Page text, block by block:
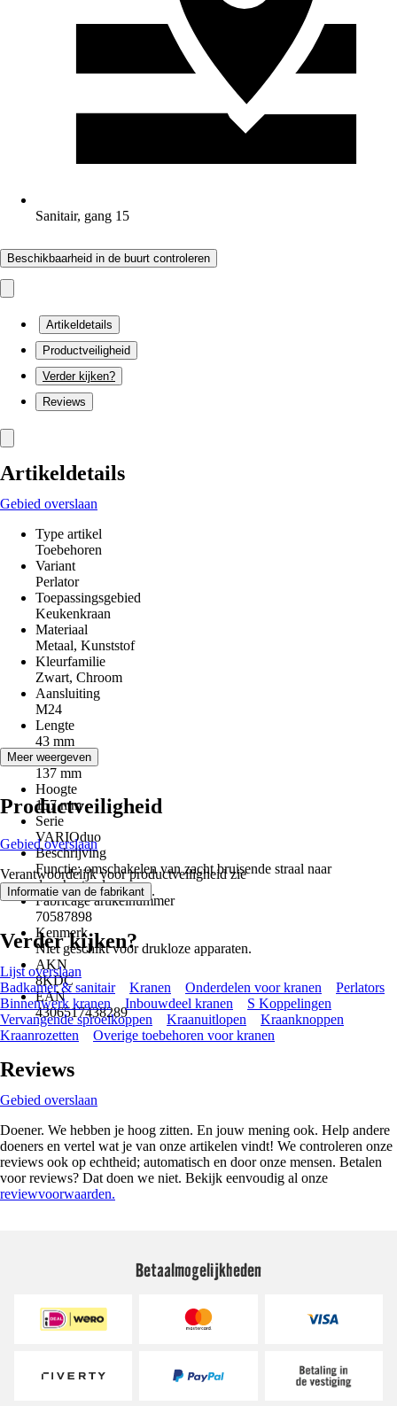
Sanitair, gang 15
Beschikbaarheid in de buurt controleren
Artikeldetails
Productveiligheid
Verder kijken?
Reviews
Artikeldetails
Gebied overslaan
Type artikel
Toebehoren
Variant
Perlator
Toepassingsgebied
Keukenkraan
Materiaal
Metaal, Kunststof
Kleurfamilie
Zwart, Chroom
Aansluiting
M24
Lengte
43 mm
Breedte
137 mm
Hoogte
157 mm
Serie
VARIOduo
Beschrijving
Functie: omschakelen van zacht bruisende straal naar
douchestraal
Fabricage artikelnummer
70587898
Kenmerk
Niet geschikt voor drukloze apparaten.
AKN
8KDC
EAN
4306517438289
Meer weergeven
Productveiligheid
Gebied overslaan
Verantwoordelijk voor productveiligheid zie
Informatie van de fabrikant .
Verder kijken?
Lijst overslaan
Badkamer & sanitair
Kranen Onderdelen voor kranen
Perlators
Binnenwerk kranen
Inbouwdeel kranen
S Koppelingen
Vervangende sproeikoppen
Kraanuitlopen
Kraanknoppen
Kraanrozetten
Overige toebehoren voor kranen
Reviews
Gebied overslaan
Doener. We hebben je hoog zitten. En jouw mening ook. Help andere
doeners en vertel wat je van onze artikelen vindt! We controleren onze
reviews ook op echtheid; automatisch en door onze mensen. Betalen
voor reviews? Dat doen we niet. Bekijk eenvoudig al onze
reviewvoorwaarden.
Betaalmogelijkheden